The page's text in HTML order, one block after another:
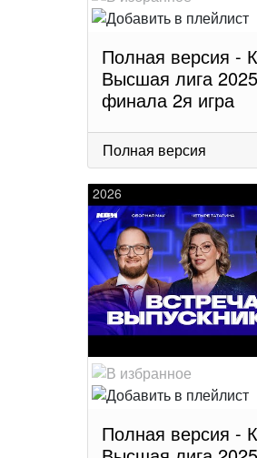
Полная версия -
Высшая лига
финала 2я игра
Полная версия
2026
Полная версия -